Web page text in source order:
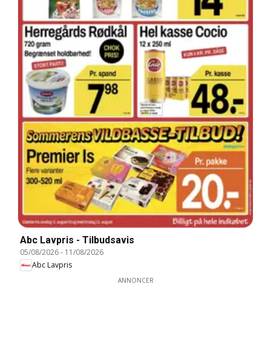
Abc Lavpris - Tilbudsavis
05/08/2026- 11/08/2026
Abc Lavpris
ANNONCER